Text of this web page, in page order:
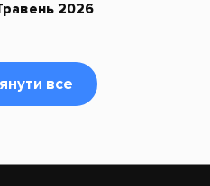
Травень 2026
все